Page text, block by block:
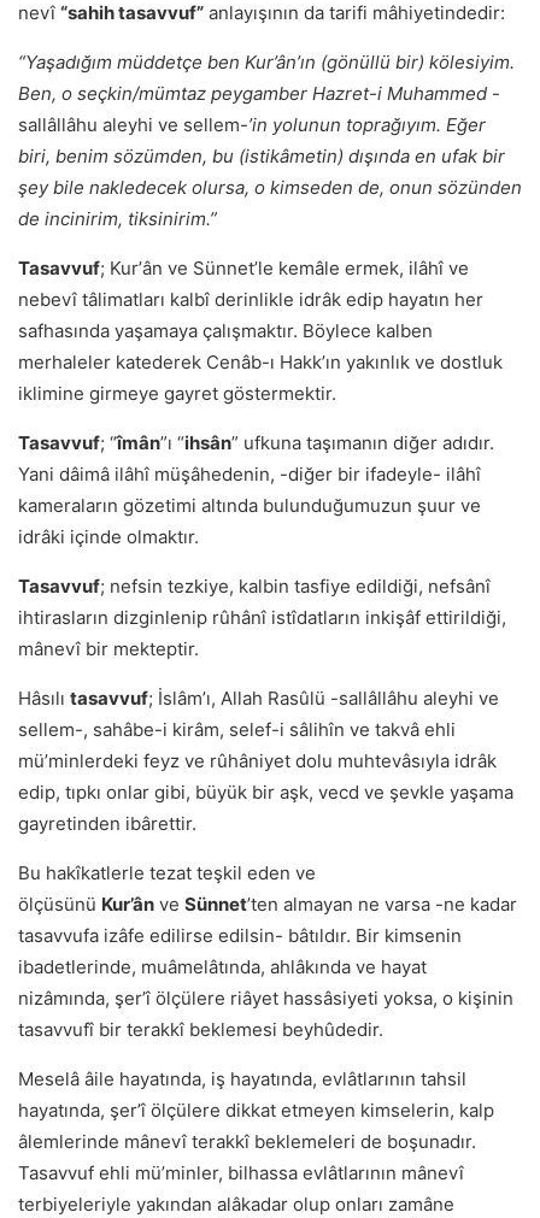
nevî “sahih tasavvuf” anlayışının da tarifi mâhiyetindedir:
“Yaşadığım müddetçe ben Kur’ân’ın (gönüllü bir) kölesiyim.
Ben, o seçkin/mümtaz peygamber Hazret-i Muhammed -
sallâllâhu aleyhi ve sellem-’in yolunun toprağıyım. Eğer
biri, benim sözümden, bu (istikâmetin) dışında en ufak bir
şey bile nakledecek olursa, o kimseden de, onun sözünden
de incinirim, tiksinirim.”
Tasavvuf; Kurʼân ve Sünnet’le kemâle ermek, ilâhî ve
nebevî tâlimatları kalbî derinlikle idrâk edip hayatın her
safhasında yaşamaya çalışmaktır. Böylece kalben
merhaleler katederek Cenâb-ı Hakkʼın yakınlık ve dostluk
iklimine girmeye gayret göstermektir.
Tasavvuf; “îmân”ı “ihsân” ufkuna taşımanın diğer adıdır.
Yani dâimâ ilâhî müşâhedenin, -diğer bir ifadeyle- ilâhî
kameraların gözetimi altında bulunduğumuzun şuur ve
idrâki içinde olmaktır.
Tasavvuf; nefsin tezkiye, kalbin tasfiye edildiği, nefsânî
ihtirasların dizginlenip rûhânî istîdatların inkişâf ettirildiği,
mânevî bir mekteptir.
Hâsılı tasavvuf; İslâmʼı, Allah Rasûlü -sallâllâhu aleyhi ve
sellem-, sahâbe-i kirâm, selef-i sâlihîn ve takvâ ehli
müʼminlerdeki feyz ve rûhâniyet dolu muhtevâsıyla idrâk
edip, tıpkı onlar gibi, büyük bir aşk, vecd ve şevkle yaşama
gayretinden ibârettir.
Bu hakîkatlerle tezat teşkil eden ve
ölçüsünü Kur’ân ve Sünnet’­ten almayan ne varsa -ne kadar
tasavvufa izâfe edilirse edilsin- bâtıldır. Bir kimsenin
ibadetlerinde, muâmelâtında, ahlâkında ve hayat
nizâmında, şerʼî ölçülere riâyet hassâsiyeti yoksa, o kişinin
tasavvufî bir terakkî beklemesi beyhûdedir.
Meselâ âile hayatında, iş hayatında, evlâtlarının tahsil
hayatında, şerʼî ölçülere dikkat etmeyen kimselerin, kalp
âlemlerinde mânevî terakkî beklemeleri de boşunadır.
Tasavvuf ehli müʼminler, bilhassa evlâtlarının mânevî
terbiyeleriyle yakından alâkadar olup onları zamâne